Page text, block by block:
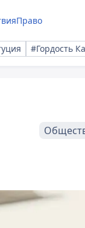
Право
#Гордость